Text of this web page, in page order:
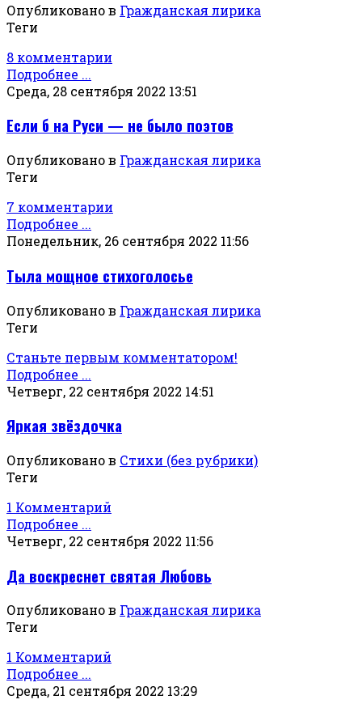
Опубликовано в Гражданская лирика
Теги
8 комментарии
Подробнее ...
Среда, 28 сентября 2022 13:51
Если б на Руси — не было поэтов
Опубликовано в Гражданская лирика
Теги
7 комментарии
Подробнее ...
Понедельник, 26 сентября 2022 11:56
Тыла мощное стихоголосье
Опубликовано в Гражданская лирика
Теги
Станьте первым комментатором!
Подробнее ...
Четверг, 22 сентября 2022 14:51
Яркая звёздочка
Опубликовано в Стихи (без рубрики)
Теги
1 Комментарий
Подробнее ...
Четверг, 22 сентября 2022 11:56
Да воскреснет святая Любовь
Опубликовано в Гражданская лирика
Теги
1 Комментарий
Подробнее ...
Среда, 21 сентября 2022 13:29